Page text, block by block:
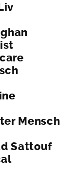
Mensch
Sattouf